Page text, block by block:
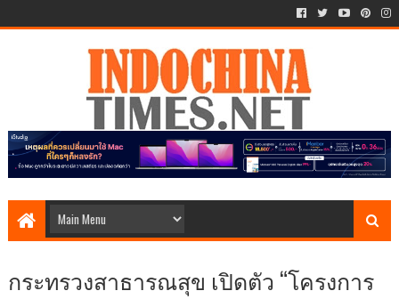
กระทรวงสาธารณสุข เปิดตัว “โครงการ